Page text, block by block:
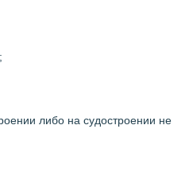
либо на судостроении не